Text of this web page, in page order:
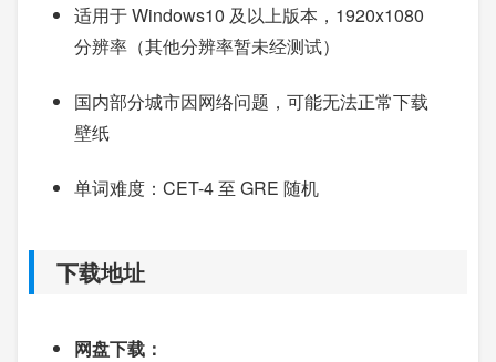
适用于 Windows10 及以上版本，1920x1080
分辨率（其他分辨率暂未经测试）
国内部分城市因网络问题，可能无法正常下载
壁纸
单词难度：CET-4 至 GRE 随机
下载地址
网盘下载：